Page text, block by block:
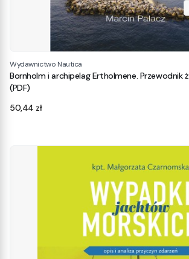
Wydawnictwo Nautica
Bornholm i archipelag Ertholmene. Przewodnik
(PDF)
Cena
50,44 zł